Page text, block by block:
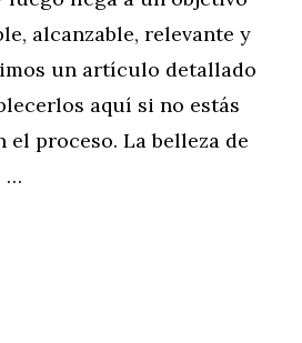
alcanzable, relevante y
un artículo detallado
aquí si no estás
proceso. La belleza de
…